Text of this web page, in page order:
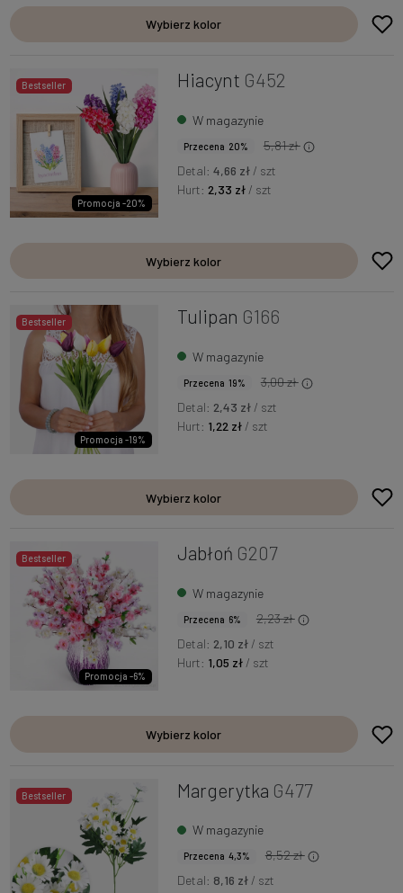
Wybierz kolor
Bestseller
Promocja -20%
Hiacynt G452
W magazynie
Przecena 20%
5,81 zł
Detal: 4,66 zł / szt
Hurt:2,33 zł / szt
Wybierz kolor
Bestseller
Promocja -19%
Tulipan G166
W magazynie
Przecena 19%
3,00 zł
Detal: 2,43 zł / szt
Hurt: 1,22 zł / szt
Wybierz kolor
Bestseller
Promocja -6%
Jabłoń G207
W magazynie
Przecena 6%
2,23 zł
Detal: 2,10 zł / szt
Hurt: 1,05 zł / szt
Wybierz kolor
Bestseller Margerytka G477
W magazynie
Przecena 4,3%
8,52 zł
Detal: 8,16 zł / szt